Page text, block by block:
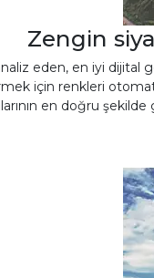
Zengin
eden, en iyi dijital
için renkleri
en doğru